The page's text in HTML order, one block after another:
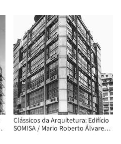
Clássicos da Arquitetura: Edifício
SOMISA / Mario Roberto Álvarez y